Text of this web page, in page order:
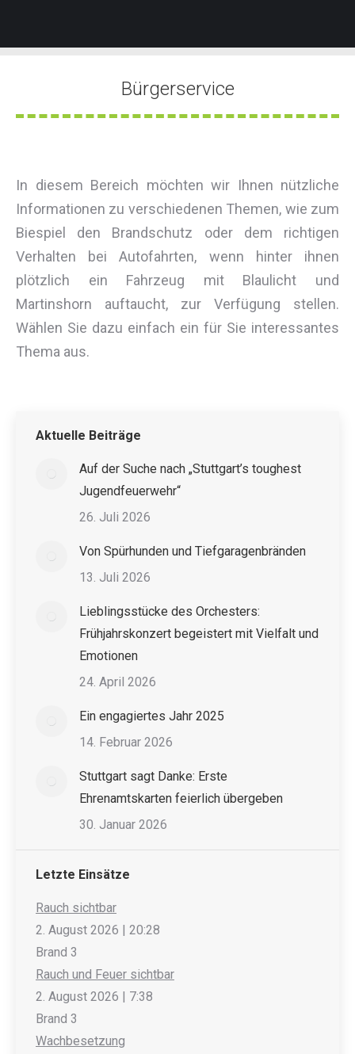
Bürgerservice
Sie befinden sich hier:
In diesem Bereich möchten wir Ihnen nützliche
Informationen zu verschiedenen Themen, wie zum
Biespiel den Brandschutz oder dem richtigen
Verhalten bei Autofahrten, wenn hinter ihnen
plötzlich ein Fahrzeug mit Blaulicht und
Martinshorn auftaucht, zur Verfügung stellen.
Wählen Sie dazu einfach ein für Sie interessantes
Thema aus.
Aktuelle Beiträge
Auf der Suche nach „Stuttgart’s toughest
Jugendfeuerwehr“
26. Juli 2026
Von Spürhunden und Tiefgaragenbränden
13. Juli 2026
Lieblingsstücke des Orchesters:
Frühjahrskonzert begeistert mit Vielfalt und
Emotionen
24. April 2026
Ein engagiertes Jahr 2025
14. Februar 2026
Stuttgart sagt Danke: Erste
Ehrenamtskarten feierlich übergeben
30. Januar 2026
Letzte Einsätze
Rauch sichtbar
2. August 2026 | 20:28
Brand 3
Rauch und Feuer sichtbar
2. August 2026 | 7:38
Brand 3
Wachbesetzung